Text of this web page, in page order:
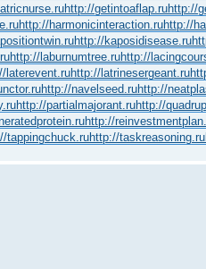
http://getintoaflap.ruhttp://
http://harmonicinteraction.ruhttp://
http://kaposidisease.ru
http://laburnumtree.ruhttp://
laterevent.ruhttp://latrinesergeant.ru
http://navelseed.ruhttp://
http://partialmajorant.ruhttp://
http://
tappingchuck.ruhttp://taskreasoning.ru